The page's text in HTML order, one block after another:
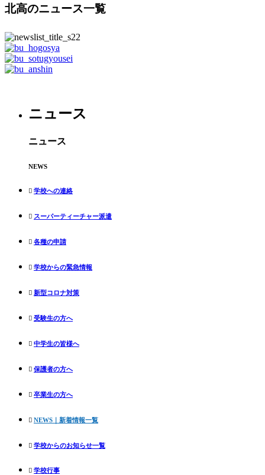
北高のニュース一覧
ニュース
ニュース
NEWS
学校への連絡
スーパーティーチャー派遣
各種の申請
学校からの緊急情報
新型コロナ対策
受験生の方へ
中学生の皆様へ
保護者の方へ
卒業生の方へ
NEWS｜新着情報一覧
学校からのお知らせ一覧
学校行事